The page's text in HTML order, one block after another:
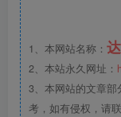
1、本网站名称：
2、本站永久网址：
3、本网站的文章
考，如有侵权，请